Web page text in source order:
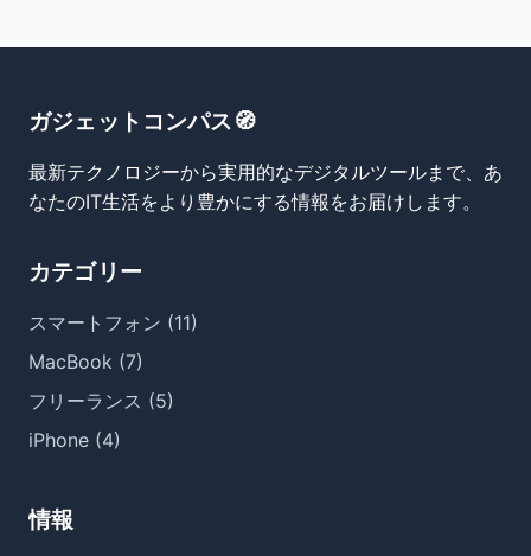
ガジェットコンパス🧭
最新テクノロジーから実用的なデジタルツールまで、あ
なたのIT生活をより豊かにする情報をお届けします。
カテゴリー
スマートフォン (11)
MacBook (7)
フリーランス (5)
iPhone (4)
情報